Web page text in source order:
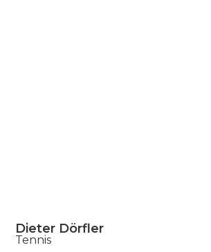
Dieter Dörfler
Tennis